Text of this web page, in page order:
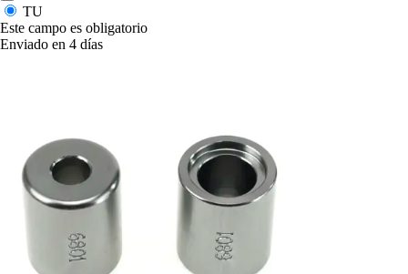
TU
Este campo es obligatorio
Enviado en 4 días